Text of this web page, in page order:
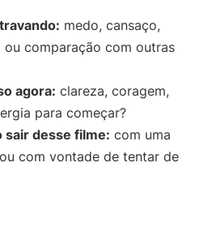
medo, cansaço,
comparação com outras
agora: clareza, coragem,
para começar?
sair desse filme: com uma
com vontade de tentar de